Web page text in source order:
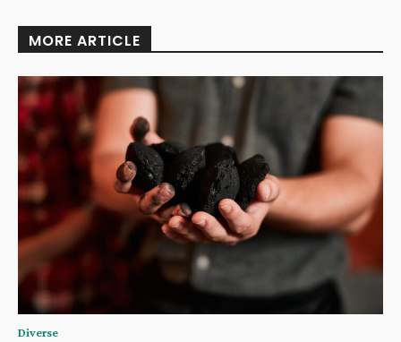
MORE ARTICLE
Diverse